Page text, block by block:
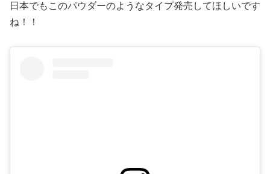
日本でもこのパウダーのようなタイプ発売してほしいです
ね！！